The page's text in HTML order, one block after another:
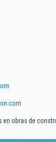
en obras de